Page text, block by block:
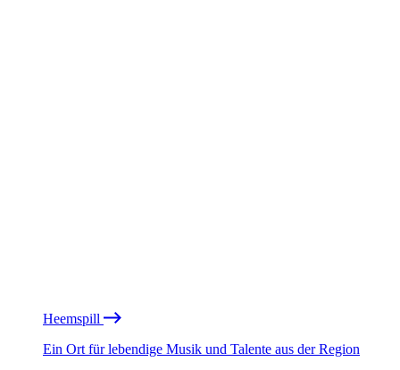
Heemspill
Ein Ort für lebendige Musik und Talente aus der Region